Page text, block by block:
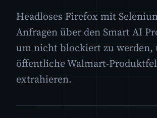
Headloses Firefox mit
Anfragen über den Smart AI
um nicht blockiert zu werden,
öffentliche Walmart-
extrahieren.